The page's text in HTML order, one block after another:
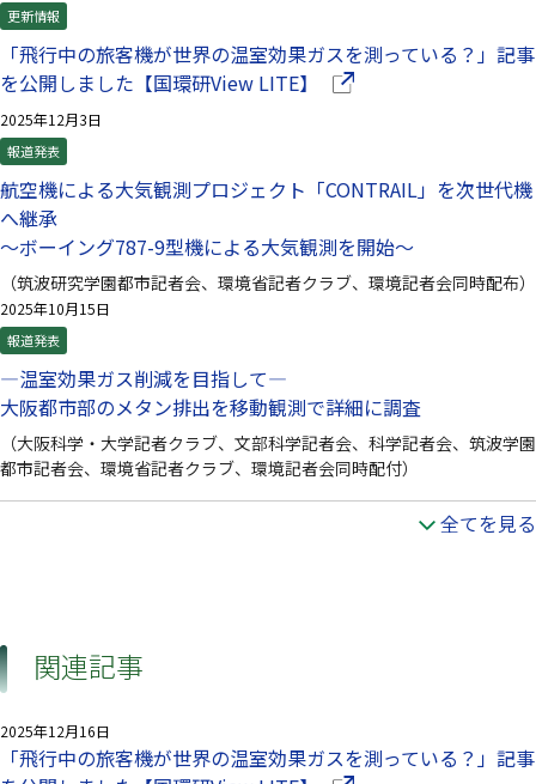
更新情報
「飛行中の旅客機が世界の温室効果ガスを測っている？」記事
を公開しました【国環研View LITE】
（別ウインドウで開きま
2025年12月3日
報道発表
航空機による大気観測プロジェクト「CONTRAIL」を次世代機
へ継承
～ボーイング787-9型機による大気観測を開始～
（筑波研究学園都市記者会、環境省記者クラブ、環境記者会同時配布）
2025年10月15日
報道発表
—温室効果ガス削減を目指して—
大阪都市部のメタン排出を移動観測で詳細に調査
（大阪科学・大学記者クラブ、文部科学記者会、科学記者会、筑波学園
都市記者会、環境省記者クラブ、環境記者会同時配付）
全てを見る
関連記事
2025年12月16日
「飛行中の旅客機が世界の温室効果ガスを測っている？」記事